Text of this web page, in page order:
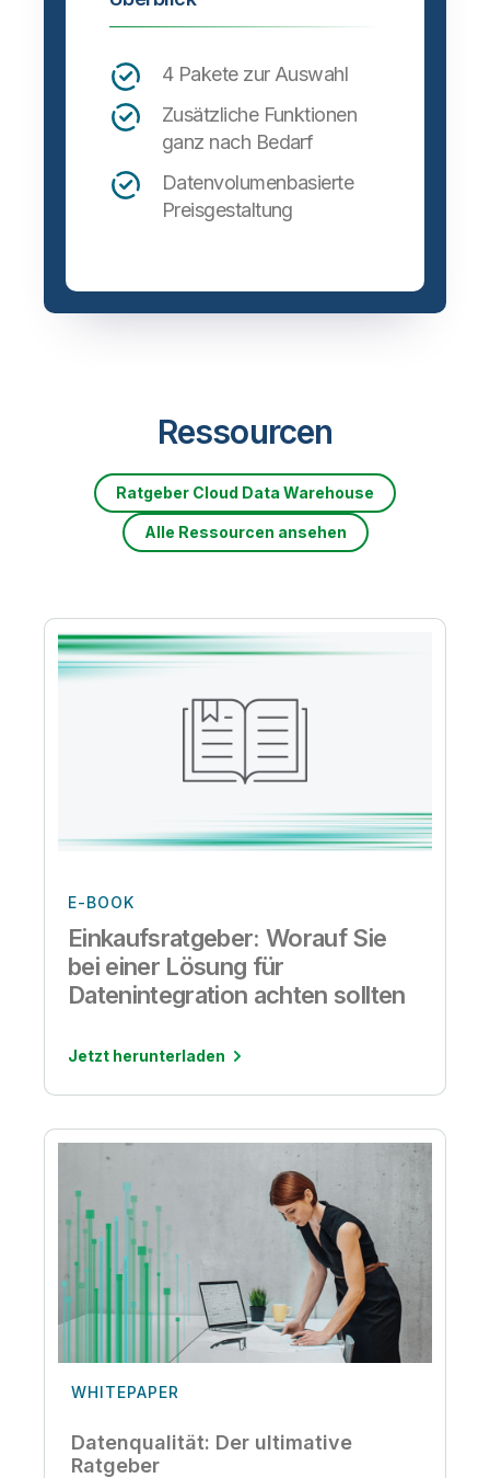
4 Pakete zur Auswahl
Zusätzliche Funktionen
ganz nach Bedarf
Datenvolumenbasierte
Preisgestaltung
Ressourcen
Ratgeber Cloud Data Warehouse
Alle Ressourcen ansehen
E-BOOK
Einkaufsratgeber: Worauf Sie
bei einer Lösung für
Datenintegration achten sollten
Jetzt herunterladen
WHITEPAPER
Datenqualität: Der ultimative
Ratgeber